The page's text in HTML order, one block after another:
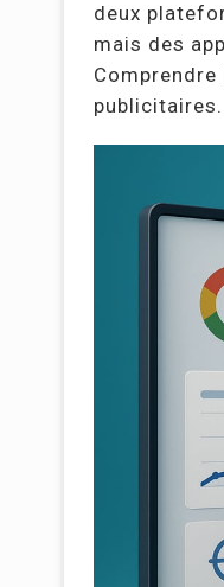
deux
mais des
publicitaires.